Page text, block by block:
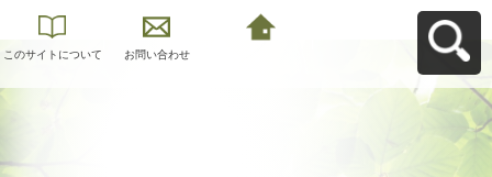
このサイトについて お問い合わせ